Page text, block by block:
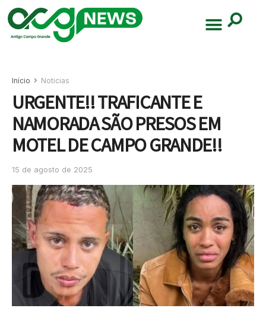
Início Noticias
URGENTE!! TRAFICANTE E
NAMORADA SÃO PRESOS EM
MOTEL DE CAMPO GRANDE!!
15 de agosto de 2025